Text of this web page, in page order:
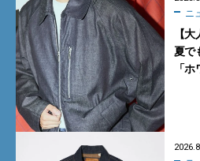
ニ
【
夏で
「